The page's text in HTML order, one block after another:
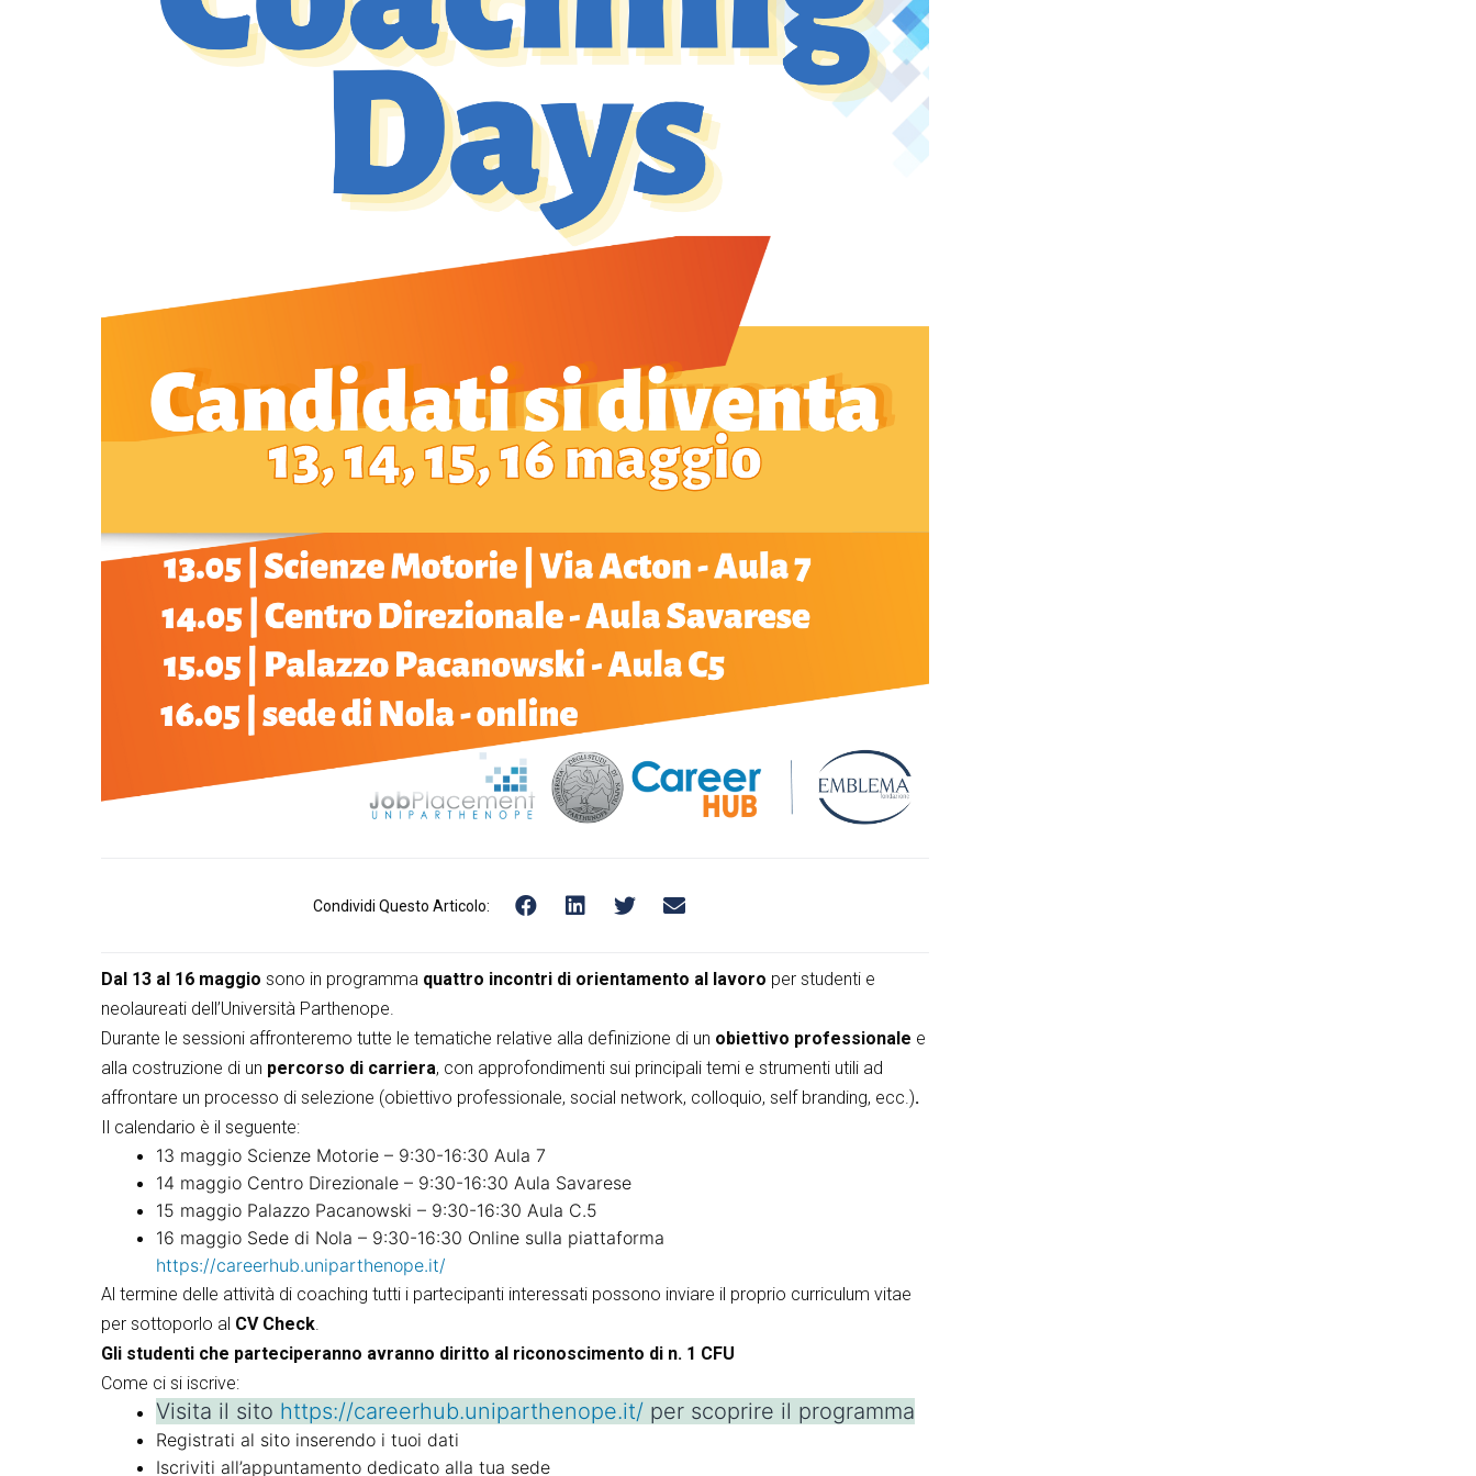
Condividi Questo Articolo:
Dal 13 al 16 maggio sono in programma quattro incontri di orientamento al lavoro per studenti e
neolaureati dell’Università Parthenope.
Durante le sessioni affronteremo tutte le tematiche relative alla definizione di un obiettivo professionale e
alla costruzione di un percorso di carriera, con approfondimenti sui principali temi e strumenti utili ad
affrontare un processo di selezione (obiettivo professionale, social network, colloquio, self branding, ecc.).
Il calendario è il seguente:
13 maggio Scienze Motorie – 9:30-16:30 Aula 7
14 maggio Centro Direzionale – 9:30-16:30 Aula Savarese
15 maggio Palazzo Pacanowski – 9:30-16:30 Aula C.5
16 maggio Sede di Nola – 9:30-16:30 Online sulla piattaforma
https://careerhub.uniparthenope.it/
Al termine delle attività di coaching tutti i partecipanti interessati possono inviare il proprio curriculum vitae
per sottoporlo al CV Check.
Gli studenti che parteciperanno avranno diritto al riconoscimento di n. 1 CFU
Come ci si iscrive:
Visita il sito https://careerhub.uniparthenope.it/ per scoprire il programma
Registrati al sito inserendo i tuoi dati
Iscriviti all’appuntamento dedicato alla tua sede